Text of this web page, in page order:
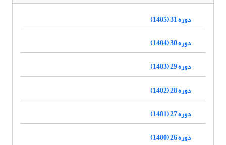
دوره 31 (1405)
دوره 30 (1404)
دوره 29 (1403)
دوره 28 (1402)
دوره 27 (1401)
دوره 26 (1400)